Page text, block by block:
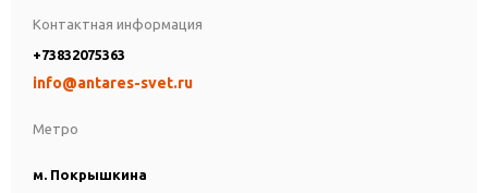
Метро
м. Покрышкина
Контактная информация
+73832075363
info@antares-svet.ru